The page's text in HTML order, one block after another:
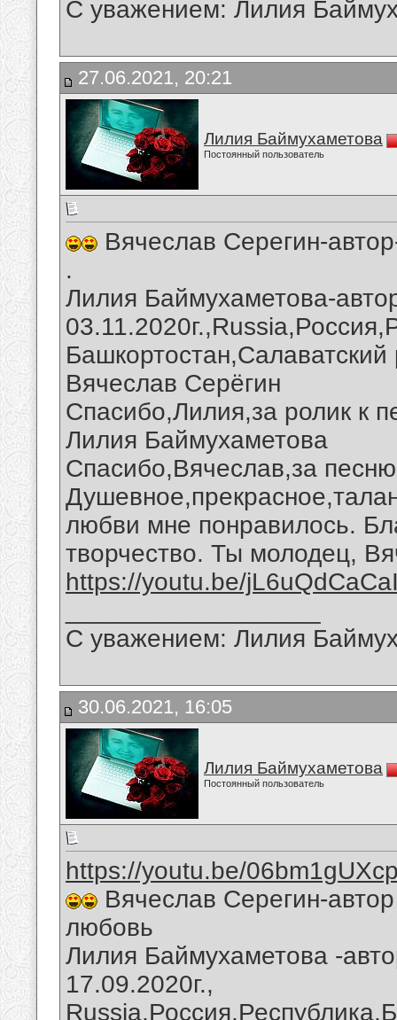
С уважением: Лилия
27.06.2021, 20:21
Лилия Баймухаметова
Постоянный пользователь
Вячеслав Серегин-
.
Лилия Баймухаметова-
Вячеслав Серёгин
Спасибо,Лилия,за ролик к
Лилия Баймухаметова
Спасибо,Вячеслав,за
любви мне понравилось.
творчество. Ты молодец,
https://youtu.be/
С уважением: Лилия
30.06.2021, 16:05
Лилия Баймухаметова
Постоянный пользователь
https://youtu.be/
Вячеслав Серегин-
любовь
Лилия Баймухаметова -
17.09.2020г.,